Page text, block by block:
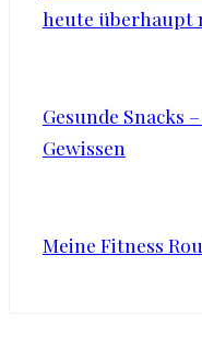
heute überhaupt
Gesunde Snacks
Gewissen
Meine Fitness